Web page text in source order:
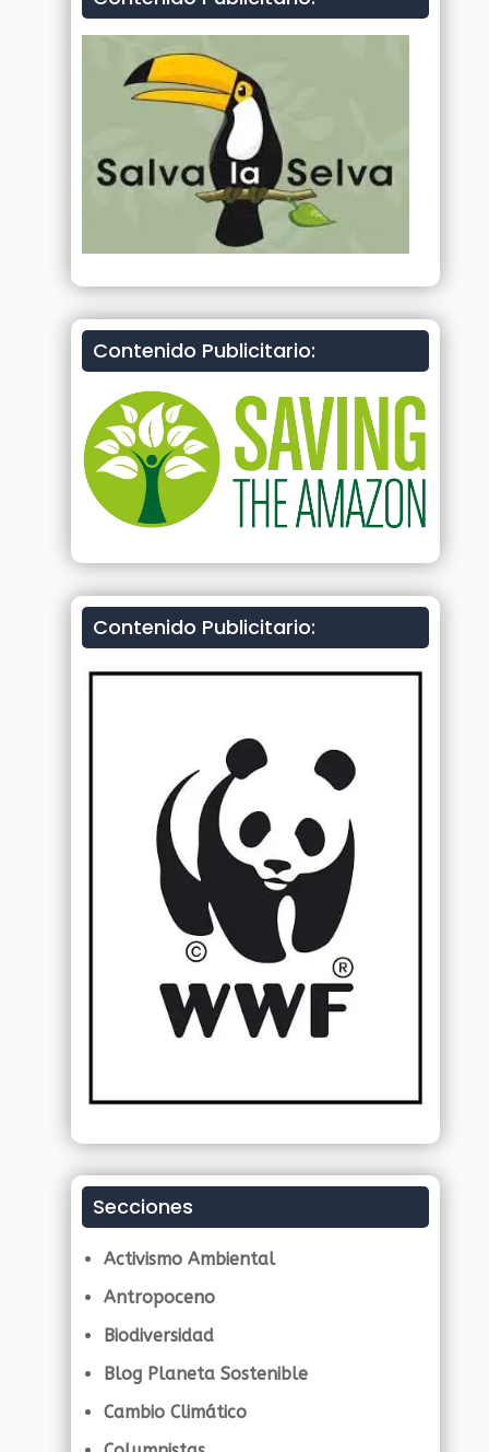
Contenido Publicitario:
Contenido Publicitario:
Secciones
Activismo Ambiental
Antropoceno
Biodiversidad
Blog Planeta Sostenible
Cambio Climático